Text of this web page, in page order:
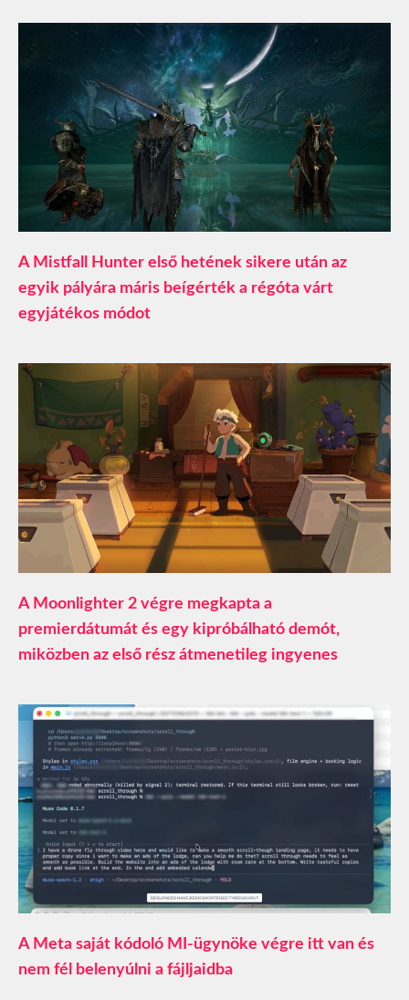
A Mistfall Hunter első hetének sikere után az
egyik pályára máris beígérték a régóta várt
egyjátékos módot
A Moonlighter 2 végre megkapta a
premierdátumát és egy kipróbálható demót,
miközben az első rész átmenetileg ingyenes
A Meta saját kódoló MI-ügynöke végre itt van és
nem fél belenyúlni a fájljaidba